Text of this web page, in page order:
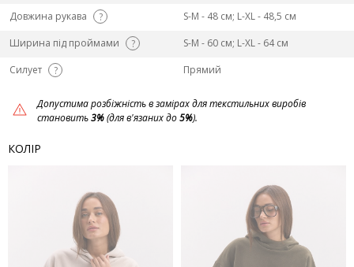
Довжина рукава
?
S-M - 48 см; L-ХL - 48,5 см
Ширина під проймами
?
S-M - 60 см; L-ХL - 64 см
Силует
? Прямий
Допустима розбіжність в замірах для текстильних виробів
становить3%(для в'язаних до5%).
КОЛІР